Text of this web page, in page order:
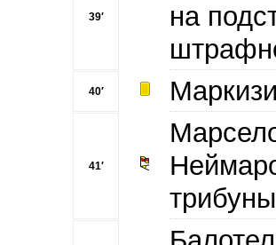
39′
на
40′
41′
трибуны